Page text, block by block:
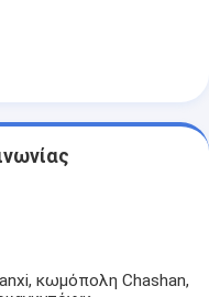
κωμόπολη Chashan,